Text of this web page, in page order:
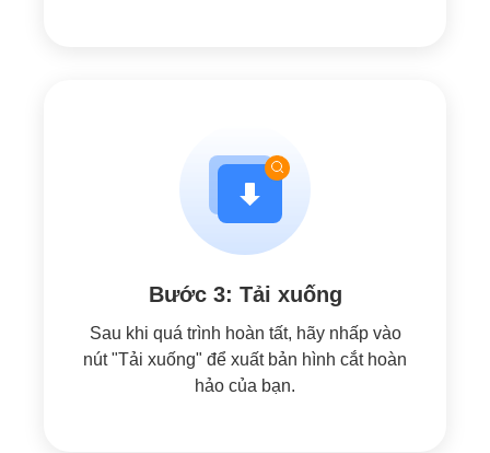
Bước 3: Tải xuống
Sau khi quá trình hoàn tất, hãy nhấp vào
nút "Tải xuống" để xuất bản hình cắt hoàn
hảo của bạn.